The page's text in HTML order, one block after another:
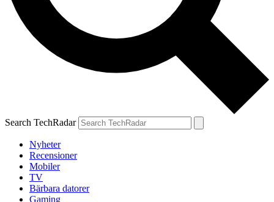
Search TechRadar
Nyheter
Recensioner
Mobiler
TV
Bärbara datorer
Gaming